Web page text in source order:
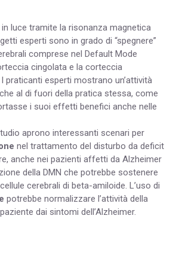
luce tramite la risonanza magnetica
esperti sono in grado di “spegnere”
comprese nel Default Mode
cingolata e la corteccia
praticanti esperti mostrano un’attività
al di fuori della pratica stessa, come
i suoi effetti benefici anche nelle
aprono interessanti scenari per
nel trattamento del disturbo da deficit
anche nei pazienti affetti da Alzheimer
della DMN che potrebbe sostenere
cerebrali di beta-amiloide. L’uso di
potrebbe normalizzare l’attività della
dai sintomi dell’Alzheimer.